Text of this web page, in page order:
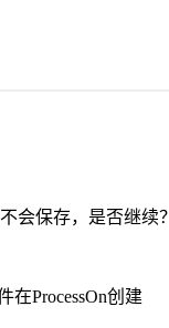
会保存，是否继续？
在ProcessOn创建